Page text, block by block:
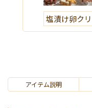
アイテム説明